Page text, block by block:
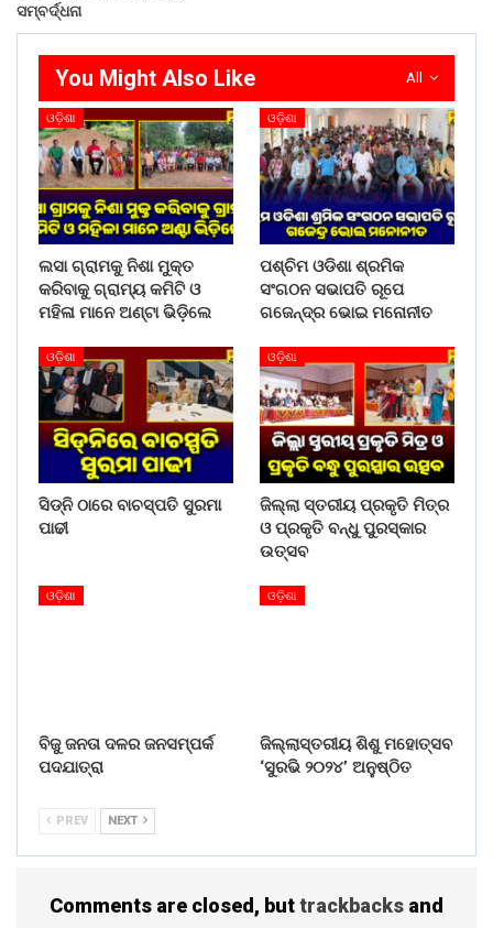
ସମ୍ବର୍ଦ୍ଧନା
All
You Might Also Like
ଓଡ଼ିଶା
ଲସା ଗ୍ରାମକୁ ନିଶା ମୁକ୍ତ
କରିବାକୁ ଗ୍ରାମ୍ୟ କମିଟି ଓ
ମହିଳା ମାନେ ଅଣ୍ଟା ଭିଡ଼ିଲେ
ଓଡ଼ିଶା
ପଶ୍ଚିମ ଓଡିଶା ଶ୍ରମିକ
ସଂଗଠନ ସଭାପତି ରୂପେ
ଗଜେନ୍ଦ୍ର ଭୋଇ ମନୋନୀତ
ଓଡ଼ିଶା
ସିଡ୍‌ନି ଠାରେ ବାଚସ୍ପତି ସୁରମା
ପାଢୀ
ଓଡ଼ିଶା
ଜିଲ୍ଲା ସ୍ତରୀୟ ପ୍ରକୃତି ମିତ୍ର
ଓ ପ୍ରକୃତି ବନ୍ଧୁ ପୁରସ୍କାର
ଉତ୍ସବ
ଓଡ଼ିଶା
ବିଜୁ ଜନତା ଦଳର ଜନସମ୍ପର୍କ
ପଦଯାତ୍ରା
ଓଡ଼ିଶା
ଜିଲ୍ଲାସ୍ତରୀୟ ଶିଶୁ ମହୋତ୍ସବ
‘ସୁରଭି ୨୦୨୪’ ଅନୁଷ୍ଠିତ
PREV NEXT
Comments are closed, buttrackbacks and